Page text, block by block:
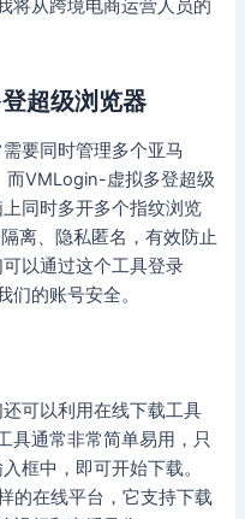
将从跨境电商运营人员的
超级浏览器
要同时管理多个亚马
而VMLogin-虚拟多登超级
同时多开多个指纹浏览
离、隐私匿名，有效防止
以通过这个工具登录
的账号安全。
可以利用在线下载工具
具通常非常简单易用，只
框中，即可开始下载。
的在线平台，它支持下载